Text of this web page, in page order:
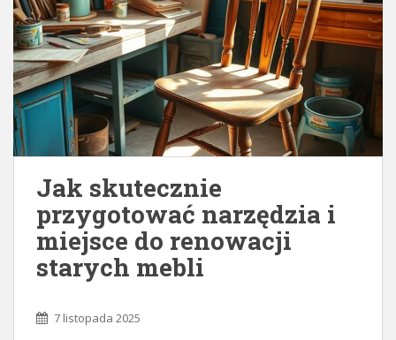
Jak skutecznie
przygotować narzędzia i
miejsce do renowacji
starych mebli
7 listopada 2025